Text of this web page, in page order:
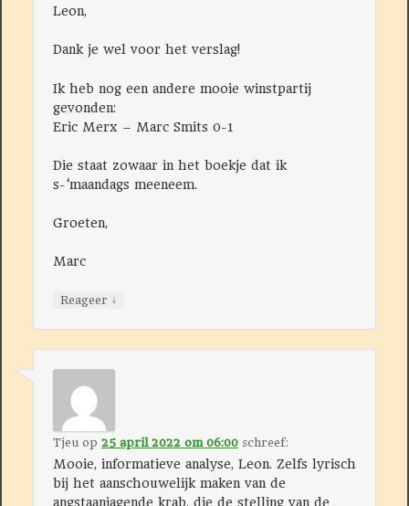
Leon,
Dank je wel voor het verslag!
Ik heb nog een andere mooie winstpartij
gevonden:
Eric Merx – Marc Smits 0-1
Die staat zowaar in het boekje dat ik
s-‘maandags meeneem.
Groeten,
Marc
Reageer ↓
Tjeuop 25 april 2022 om 06:00 schreef:
Mooie, informatieve analyse, Leon. Zelfs lyrisch
bij het aanschouwelijk maken van de
angstaanjagende krab, die de stelling van de